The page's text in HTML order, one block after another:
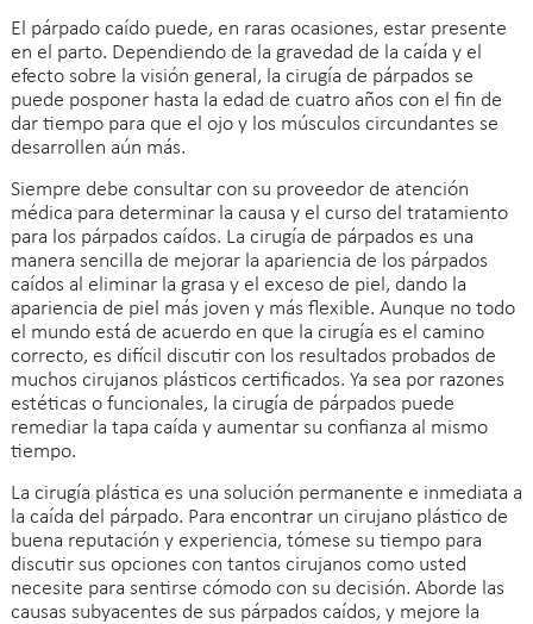
El párpado caído puede, en raras ocasiones, estar presente
en el parto. Dependiendo de la gravedad de la caída y el
efecto sobre la visión general, la cirugía de párpados se
puede posponer hasta la edad de cuatro años con el fin de
dar tiempo para que el ojo y los músculos circundantes se
desarrollen aún más.
Siempre debe consultar con su proveedor de atención
médica para determinar la causa y el curso del tratamiento
para los párpados caídos. La cirugía de párpados es una
manera sencilla de mejorar la apariencia de los párpados
caídos al eliminar la grasa y el exceso de piel, dando la
apariencia de piel más joven y más flexible. Aunque no todo
el mundo está de acuerdo en que la cirugía es el camino
correcto, es difícil discutir con los resultados probados de
muchos cirujanos plásticos certificados. Ya sea por razones
estéticas o funcionales, la cirugía de párpados puede
remediar la tapa caída y aumentar su confianza al mismo
tiempo.
La cirugía plástica es una solución permanente e inmediata a
la caída del párpado. Para encontrar un cirujano plástico de
buena reputación y experiencia, tómese su tiempo para
discutir sus opciones con tantos cirujanos como usted
necesite para sentirse cómodo con su decisión. Aborde las
causas subyacentes de sus párpados caídos, y mejore la